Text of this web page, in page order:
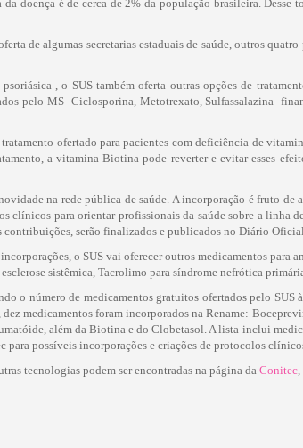
doença é de cerca de 2% da população brasileira.
de algumas secretarias estaduais de saúde, outros
, o SUS também oferta outras opções de
pelo MS  Ciclosporina, Metotrexato, Sulfassalazina 
ofertado para pacientes com deficiência de
a vitamina Biotina pode reverter e evitar esses
na rede pública de saúde. A incorporação é fruto
clínicos para orientar profissionais da saúde sobre a linha
contribuições, serão finalizados e publicados no Diário
incorporações, o SUS vai oferecer outros medicamentos
sistêmica, Tacrolimo para síndrome nefrótica
o número de medicamentos gratuitos ofertados pelo
dez medicamentos foram incorporados na Rename:
além da Biotina e do Clobetasol. A lista inclui
para possíveis incorporações e criações de protocolos
tecnologias podem ser encontradas na página da Conitec